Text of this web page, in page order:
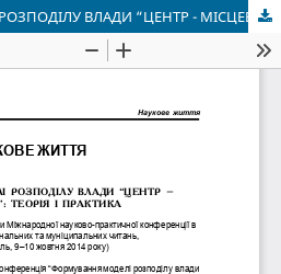
ФОРМУВАННЯ МОДЕЛІ РОЗПОДІЛУ ВЛАДИ “ЦЕНТР - МІСЦЕВІСТЬ”: ТЕОРІЯ І ПРАКТИКА